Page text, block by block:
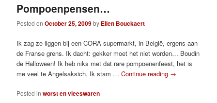
Pompoenpensen…
Posted onOctober 25, 2009by Ellen Bouckaert
Ik zag ze liggen bij een CORA supermarkt, in België, ergens aan
de Franse grens. Ik dacht: gekker moet het niet worden… Boudin
de Halloween! Ik heb niks met dat rare pompoenenfeest, het is
me veel te Angelsaksich. Ik stam …Continue reading →
Posted in worst en vleeswaren